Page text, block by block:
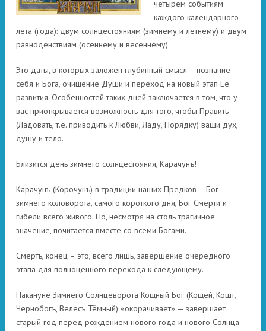
четырём событиям
каждого календарного
лета (года): двум солнцестояниям (зимнему и летнему) и двум
равноденствиям (осеннему и весеннему).
Это даты, в которых заложен глубинный смысл – познание
себя и Бога, очищение Души и переход на новый этап Её
развития. Особенностей таких дней заключается в том, что у
вас приоткрывается возможность для того, чтобы Править
(Ладовать, т.е. приводить к Любви, Ладу, Порядку) ваши дух,
душу и тело.
Близится день зимнего солнцестояния, Карачунъ!
Карачунъ (Корочунъ) в традиции наших Предков – Бог
зимнего коловорота, самого короткого дня, Бог Смерти и
гибели всего живого. Но, несмотря на столь трагичное
значение, почитается вместе со всеми Богами.
Смерть, конец – это, всего лишь, завершение очередного
этапа для полноценного перехода к следующему.
Накануне Зимнего Солнцеворота Кощный Бог (Кощей, Кошт,
Чернобогъ, Велесъ Тёмный) «окорачивает» — завершает
старый год перед рождением нового года и нового Солнца